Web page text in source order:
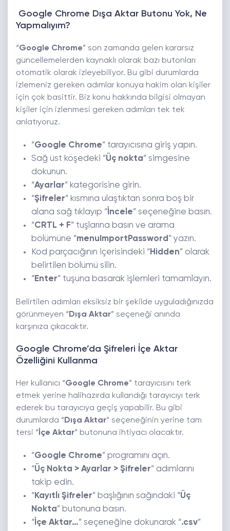
Google Chrome Dışa Aktar Butonu Yok, Ne
Yapmalıyım?
“Google Chrome” son zamanda gelen kararsız
güncellemelerden kaynaklı olarak bazı butonları
otomatik olarak izleyebiliyor. Bu gibi durumlarda
izlemeniz gereken adımlar konuya hakim olan kişiler
için çok basittir. Biz konu hakkında bilgisi olmayan
kişiler için izlenmesi gereken adımları tek tek
anlatıyoruz.
“Google Chrome” tarayıcısına giriş yapın.
Sağ üst köşedeki “Üç nokta” simgesine
dokunun.
“Ayarlar” kategorisine girin.
“Şifreler” kısmına ulaştıktan sonra boş bir
alana sağ tıklayıp “ İncele” seçeneğine basın.
“CRTL + F” tuşlarına basın ve arama
bölümüne “menuImportPassword ” yazın.
Kod parçacığının içerisindeki “Hidden” olarak
belirtilen bölümü silin.
“Enter” tuşuna basarak işlemleri tamamlayın.
Belirtilen adımları eksiksiz bir şekilde uyguladığınızda
görünmeyen “ Dışa Aktar” seçeneği anında
karşınıza çıkacaktır.
Google Chrome’da Şifreleri İçe Aktar
Özelliğini Kullanma
Her kullanıcı “Google Chrome” tarayıcısını terk
etmek yerine halihazırda kullandığı tarayıcıyı terk
ederek bu tarayıcıya geçiş yapabilir. Bu gibi
durumlarda “ Dışa Aktar” seçeneğinin yerine tam
tersi “ İçe Aktar” butonuna ihtiyacı olacaktır.
“Google Chrome” programını açın.
“Üç Nokta > Ayarlar > Şifreler” adımlarını
takip edin.
“Kayıtlı Şifreler” başlığının sağındaki “Üç
Nokta” butonuna basın.
“ İçe Aktar…” seçeneğine dokunarak “.csv”